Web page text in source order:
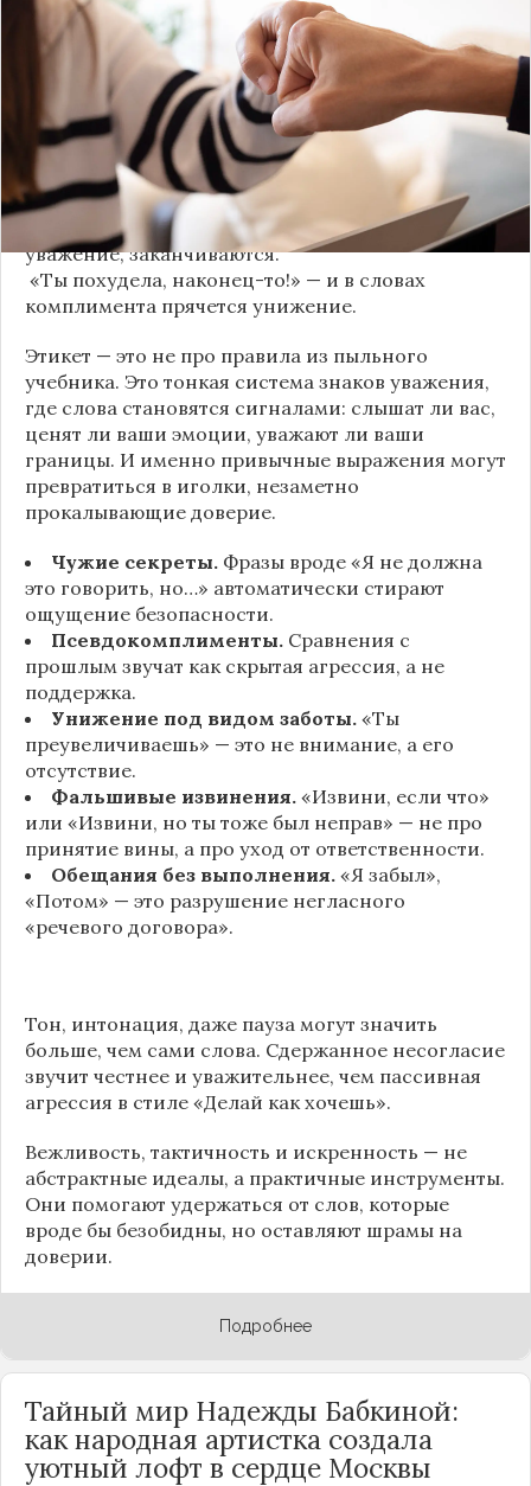
трещит по швам гораздо раньше — в момент,
когда в разговоре звучит невинная на первый
взгляд фраза. Подробнее об этом рассказывает
«Этикет и психология общения» на Дзене.
«Да я никому не расскажу, правда». И через пару
дней вашу историю пересказывает другой
человек.
«Хватит ныть» — и разговор, а вместе с ним
уважение, заканчиваются.
«Ты похудела, наконец-то!» — и в словах
комплимента прячется унижение.
Этикет — это не про правила из пыльного
учебника. Это тонкая система знаков уважения,
где слова становятся сигналами: слышат ли вас,
ценят ли ваши эмоции, уважают ли ваши
границы. И именно привычные выражения могут
превратиться в иголки, незаметно
прокалывающие доверие.
Чужие секреты. Фразы вроде «Я не должна
это говорить, но…» автоматически стирают
ощущение безопасности.
Псевдокомплименты. Сравнения с
прошлым звучат как скрытая агрессия, а не
поддержка.
Унижение под видом заботы. «Ты
преувеличиваешь» — это не внимание, а его
отсутствие.
Фальшивые извинения. «Извини, если что»
или «Извини, но ты тоже был неправ» — не про
принятие вины, а про уход от ответственности.
Обещания без выполнения. «Я забыл»,
«Потом» — это разрушение негласного
«речевого договора».
Тон, интонация, даже пауза могут значить
больше, чем сами слова. Сдержанное несогласие
звучит честнее и уважительнее, чем пассивная
агрессия в стиле «Делай как хочешь».
Вежливость, тактичность и искренность — не
абстрактные идеалы, а практичные инструменты.
Они помогают удержаться от слов, которые
вроде бы безобидны, но оставляют шрамы на
доверии.
Подробнее
Тайный мир Надежды Бабкиной:
как народная артистка создала
уютный лофт в сердце Москвы